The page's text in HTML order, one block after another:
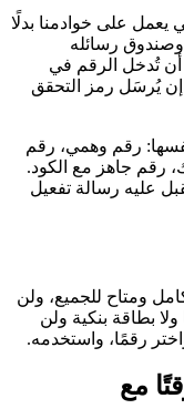
على خوادمنا بدلًا
رسائله
تُدخل الرقم في
يُرسَل رمز التحقق
نفسها: رقم وهمي، رقم
رقم جاهز مع الكود.
عليه رسالة تفعيل
ومتاح للجميع، ولن
بطاقة بنكية ولن
رقمًا، واستخدمه.
مع